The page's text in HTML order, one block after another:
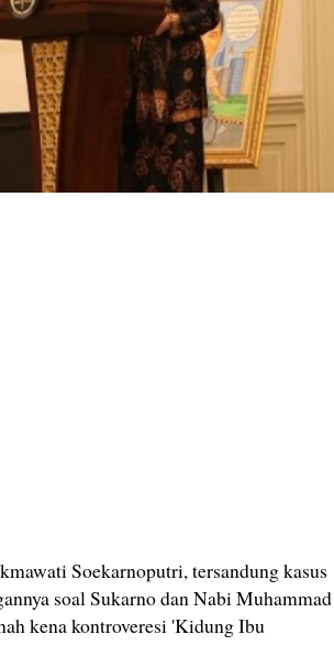
Soekarnoputri, tersandung kasus
soal Sukarno dan Nabi Muhammad
kena kontroveresi 'Kidung Ibu